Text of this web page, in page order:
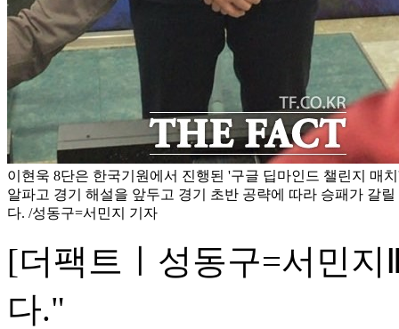
이현욱 8단은 한국기원에서 진행된 '구글 딥마인드 챌린지 매
알파고 경기 해설을 앞두고 경기 초반 공략에 따라 승패가 갈
다. /성동구=서민지 기자
[더팩트ㅣ성동구=서민
다."